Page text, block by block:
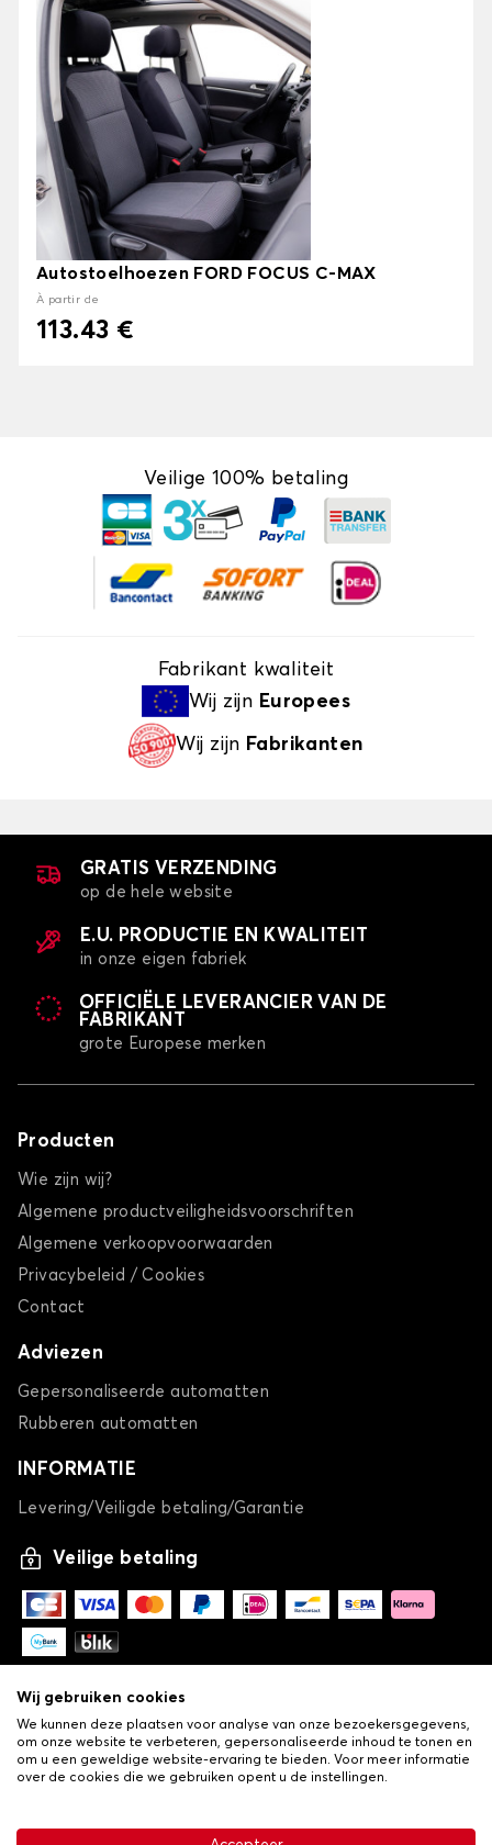
Autostoelhoezen FORD FOCUS C-MAX
À partir de
113.43 €
Veilige 100% betaling
Fabrikant kwaliteit
Wij zijn Europees
Wij zijn Fabrikanten
GRATIS VERZENDING
op de hele website
E.U. PRODUCTIE EN KWALITEIT
in onze eigen fabriek
OFFICIËLE LEVERANCIER VAN DE
FABRIKANT
grote Europese merken
Producten
Wie zijn wij?
Algemene productveiligheidsvoorschriften
Algemene verkoopvoorwaarden
Privacybeleid / Cookies
Contact
Adviezen
Gepersonaliseerde automatten
Rubberen automatten
INFORMATIE
Levering/Veiligde betaling/Garantie
Veilige betaling
Algemene verkoopvoorwaarden•Privacy- en cookiebeleid
Wij gebruiken cookies
We kunnen deze plaatsen voor analyse van onze bezoekersgegevens,
om onze website te verbeteren, gepersonaliseerde inhoud te tonen en
om u een geweldige website-ervaring te bieden. Voor meer informatie
over de cookies die we gebruiken opent u de instellingen.